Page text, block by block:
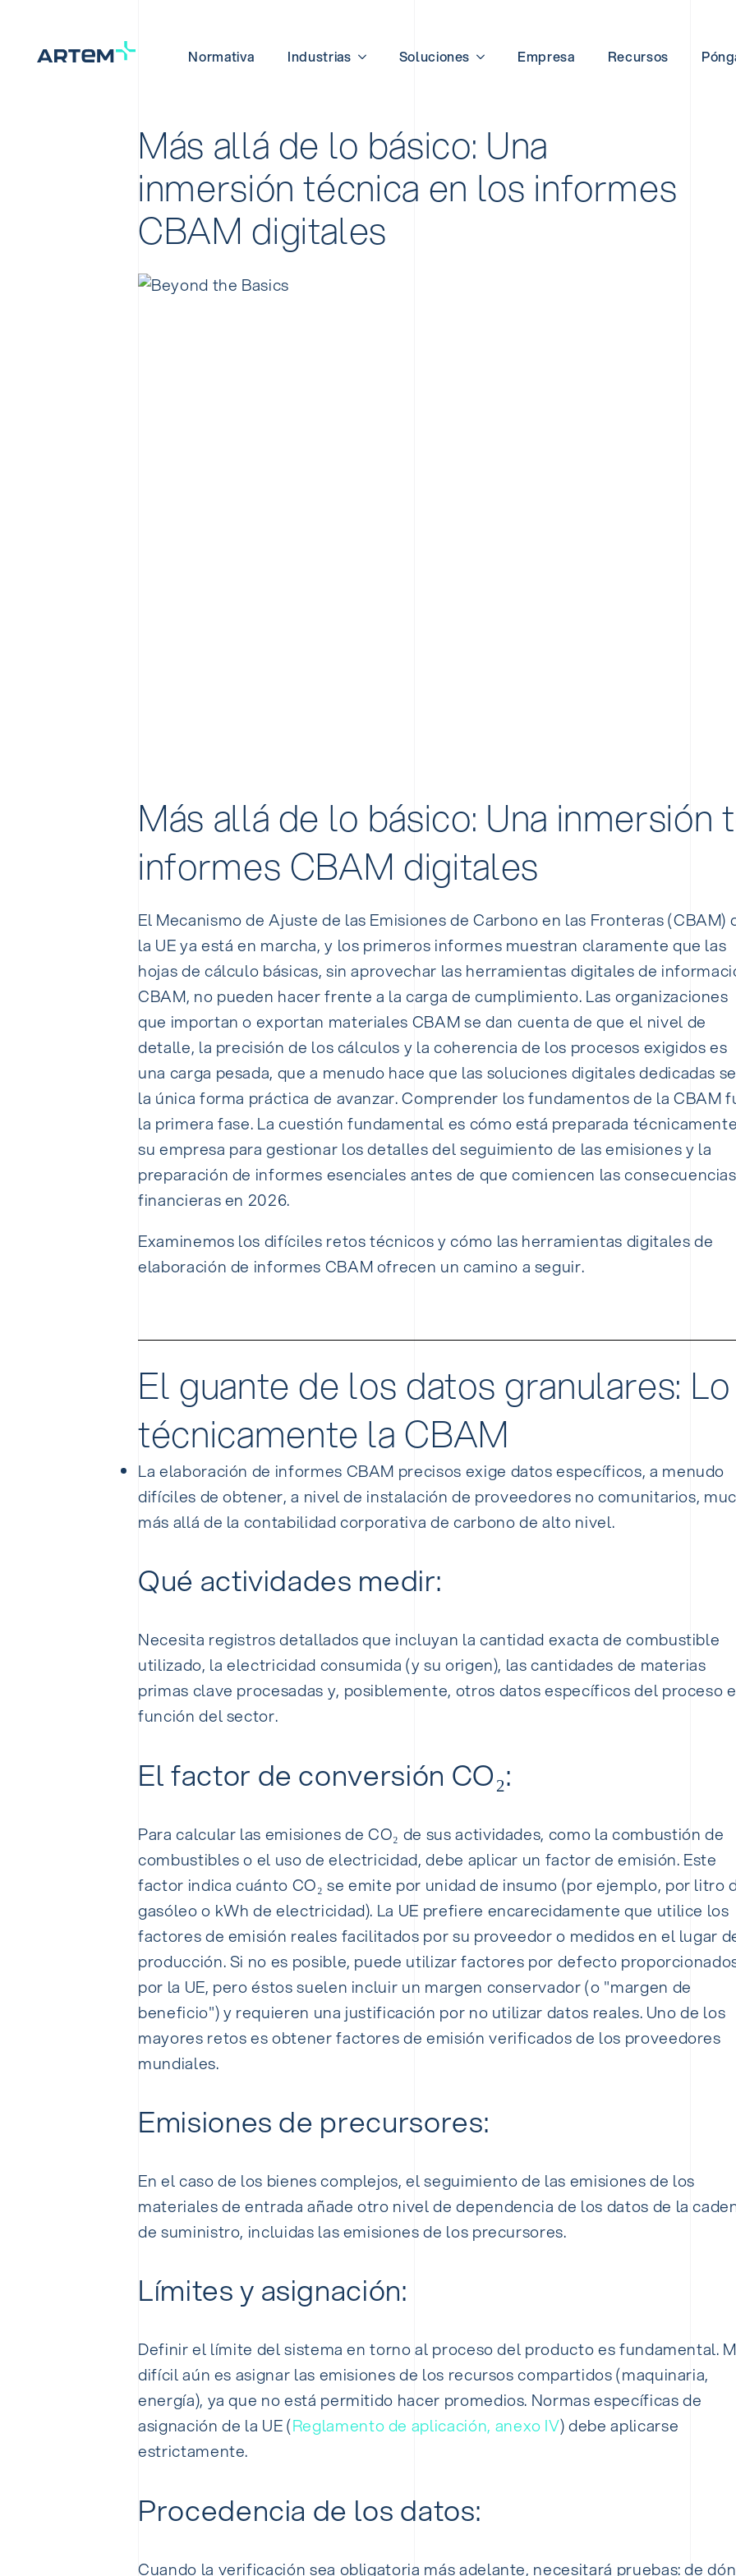
Normativa Industrias Soluciones Empresa Recursos
Más allá de lo básico: Una
inmersión técnica en los informes
CBAM digitales
Más allá de lo básico: Una inmersión
informes CBAM digitales
El Mecanismo de Ajuste de las Emisiones de Carbono en las Fronteras (CBAM)
la UE ya está en marcha, y los primeros informes muestran claramente que las
hojas de cálculo básicas, sin aprovechar las herramientas digitales de
CBAM, no pueden hacer frente a la carga de cumplimiento. Las organizaciones
que importan o exportan materiales CBAM se dan cuenta de que el nivel de
detalle, la precisión de los cálculos y la coherencia de los procesos exigidos es
una carga pesada, que a menudo hace que las soluciones digitales dedicadas
la única forma práctica de avanzar. Comprender los fundamentos de la CBAM
la primera fase. La cuestión fundamental es cómo está preparada técnicamente
su empresa para gestionar los detalles del seguimiento de las emisiones y la
preparación de informes esenciales antes de que comiencen las consecuencias
financieras en 2026.
Examinemos los difíciles retos técnicos y cómo las herramientas digitales de
elaboración de informes CBAM ofrecen un camino a seguir.
El guante de los datos granulares:
técnicamente la CBAM
La elaboración de informes CBAM precisos exige datos específicos, a menudo
difíciles de obtener, a nivel de instalación de proveedores no comunitarios,
más allá de la contabilidad corporativa de carbono de alto nivel.
Qué actividades medir:
Necesita registros detallados que incluyan la cantidad exacta de combustible
utilizado, la electricidad consumida (y su origen), las cantidades de materias
primas clave procesadas y, posiblemente, otros datos específicos del proceso
función del sector.
El factor de conversión CO₂:
Para calcular las emisiones de CO₂ de sus actividades, como la combustión de
combustibles o el uso de electricidad, debe aplicar un factor de emisión. Este
factor indica cuánto CO₂ se emite por unidad de insumo (por ejemplo, por litro
gasóleo o kWh de electricidad). La UE prefiere encarecidamente que utilice los
factores de emisión reales facilitados por su proveedor o medidos en el lugar
producción. Si no es posible, puede utilizar factores por defecto
por la UE, pero éstos suelen incluir un margen conservador (o "margen de
beneficio") y requieren una justificación por no utilizar datos reales. Uno de los
mayores retos es obtener factores de emisión verificados de los proveedores
mundiales.
Emisiones de precursores:
En el caso de los bienes complejos, el seguimiento de las emisiones de los
materiales de entrada añade otro nivel de dependencia de los datos de la
de suministro, incluidas las emisiones de los precursores.
Límites y asignación:
Definir el límite del sistema en torno al proceso del producto es fundamental.
difícil aún es asignar las emisiones de los recursos compartidos (maquinaria,
energía), ya que no está permitido hacer promedios. Normas específicas de
asignación de la UE (Reglamento de aplicación, anexo IV) debe aplicarse
estrictamente.
Procedencia de los datos:
Cuando la verificación sea obligatoria más adelante, necesitará pruebas: de